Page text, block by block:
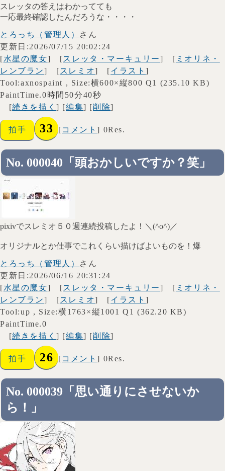
スレッタの答えはわかってても
一応最終確認したんだろうな・・・・
とろっち（管理人） さん
更新日:2026/07/15 20:02:24
[水星の魔女] [スレッタ・マーキュリー] [ ミオリネ・
レンブラン] [ スレミオ] [イラスト]
Tool:axnospaint , Size:横600×縦800 Q1 (235.10 KB)
PaintTime.0時間50分40秒
[続きを描く] [編集] [削除]
拍手 33 [ コメント] 0Res.
No. 000040「頭おかしいですか？笑」
pixivでスレミオ５０週連続投稿したよ！＼(^o^)／
オリジナルとか仕事でこれくらい描けばよいものを！爆
とろっち（管理人） さん
更新日:2026/06/16 20:31:24
[水星の魔女] [スレッタ・マーキュリー] [ ミオリネ・
レンブラン] [ スレミオ] [イラスト]
Tool:up , Size:横1763×縦1001 Q1 (362.20 KB)
PaintTime.0
[続きを描く] [編集] [削除]
拍手 26 [ コメント] 0Res.
No. 000039「思い通りにさせないか
ら！」